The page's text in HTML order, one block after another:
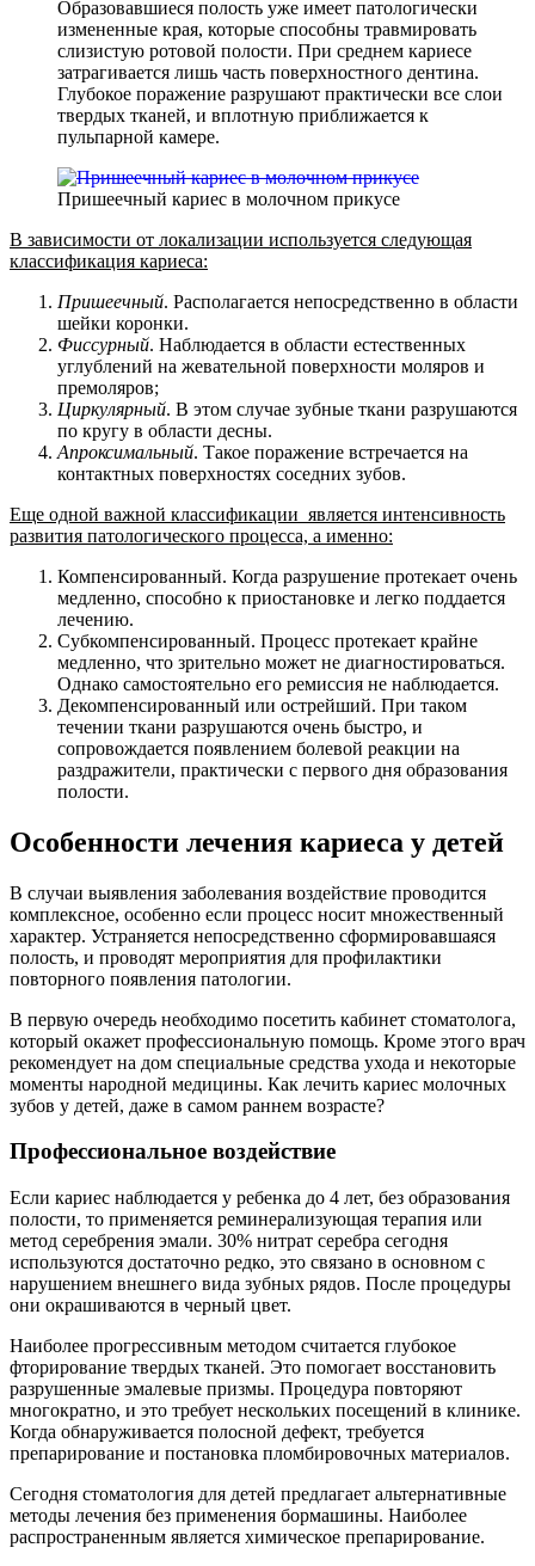
Образовавшиеся полость уже имеет патологически
измененные края, которые способны травмировать
слизистую ротовой полости. При среднем кариесе
затрагивается лишь часть поверхностного дентина.
Глубокое поражение разрушают практически все слои
твердых тканей, и вплотную приближается к
пульпарной камере.
Пришеечный кариес в молочном прикусе
В зависимости от локализации используется следующая
классификация кариеса:
Пришеечный. Располагается непосредственно в области
шейки коронки.
Фиссурный. Наблюдается в области естественных
углублений на жевательной поверхности моляров и
премоляров;
Циркулярный. В этом случае зубные ткани разрушаются
по кругу в области десны.
Апроксимальный. Такое поражение встречается на
контактных поверхностях соседних зубов.
Еще одной важной классификации является интенсивность
развития патологического процесса, а именно:
Компенсированный. Когда разрушение протекает очень
медленно, способно к приостановке и легко поддается
лечению.
Субкомпенсированный. Процесс протекает крайне
медленно, что зрительно может не диагностироваться.
Однако самостоятельно его ремиссия не наблюдается.
Декомпенсированный или острейший. При таком
течении ткани разрушаются очень быстро, и
сопровождается появлением болевой реакции на
раздражители, практически с первого дня образования
полости.
Особенности лечения кариеса у детей
В случаи выявления заболевания воздействие проводится
комплексное, особенно если процесс носит множественный
характер. Устраняется непосредственно сформировавшаяся
полость, и проводят мероприятия для профилактики
повторного появления патологии.
В первую очередь необходимо посетить кабинет стоматолога,
который окажет профессиональную помощь. Кроме этого врач
рекомендует на дом специальные средства ухода и некоторые
моменты народной медицины. Как лечить кариес молочных
зубов у детей, даже в самом раннем возрасте?
Профессиональное воздействие
Если кариес наблюдается у ребенка до 4 лет, без образования
полости, то применяется реминерализующая терапия или
метод серебрения эмали. 30% нитрат серебра сегодня
используются достаточно редко, это связано в основном с
нарушением внешнего вида зубных рядов. После процедуры
они окрашиваются в черный цвет.
Наиболее прогрессивным методом считается глубокое
фторирование твердых тканей. Это помогает восстановить
разрушенные эмалевые призмы. Процедура повторяют
многократно, и это требует нескольких посещений в клинике.
Когда обнаруживается полосной дефект, требуется
препарирование и постановка пломбировочных материалов.
Сегодня стоматология для детей предлагает альтернативные
методы лечения без применения бормашины. Наиболее
распространенным является химическое препарирование.